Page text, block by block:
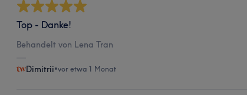
Top - Danke!
Behandelt von Lena Tran
Dimitrii•vor etwa 1 Monat